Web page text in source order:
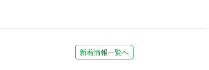
新着情報一覧へ